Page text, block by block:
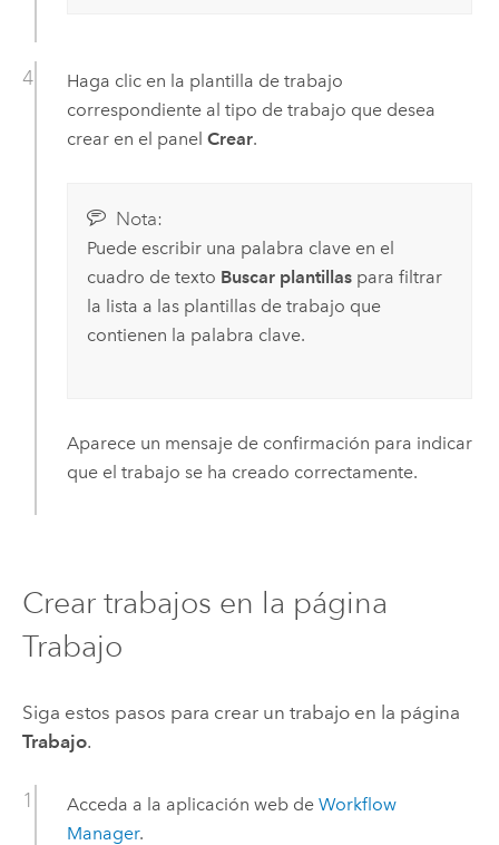
Haga clic en la plantilla de trabajo
correspondiente al tipo de trabajo que desea
crear en el panel Crear.
Nota:
Puede escribir una palabra clave en el
cuadro de texto Buscar plantillaspara filtrar
la lista a las plantillas de trabajo que
contienen la palabra clave.
Aparece un mensaje de confirmación para indicar
que el trabajo se ha creado correctamente.
Crear trabajos en la página
Trabajo
Siga estos pasos para crear un trabajo en la página
Trabajo.
Acceda a la aplicación web de Workflow
Manager.